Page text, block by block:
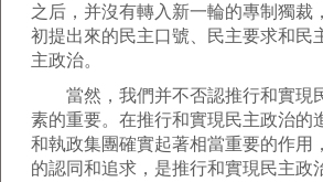
之后，并沒有轉入新一輪的專制獨裁
初提出來的民主口號、民主要求和民
主政治。
當然，我們并不否認推行和實現
素的重要。在推行和實現民主政治的
和執政集團確實起著相當重要的作用
的認同和追求，是推行和實現民主政